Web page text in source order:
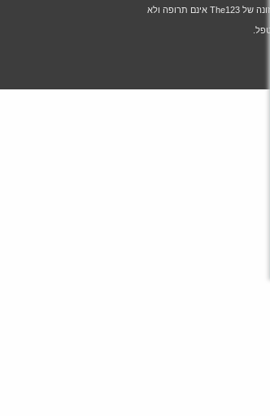
בהתאם לנהלי משרד הבריאות, ניתן על פי חוק לייחס סגולות ריפוי רק לתרופות, וזאת בהתאם לתנאי הרישום שנקבעו ולאחר הוכחת יעילות, בטיחות ואיכות. למען הסר ספק, תוספי התזונה של The123 אינם תרופה ולא